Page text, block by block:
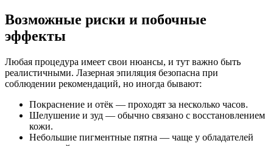
Возможные риски и побочные
эффекты
Любая процедура имеет свои нюансы, и тут важно быть
реалистичными. Лазерная эпиляция безопасна при
соблюдении рекомендаций, но иногда бывают:
Покраснение и отёк — проходят за несколько часов.
Шелушение и зуд — обычно связано с восстановлением
кожи.
Небольшие пигментные пятна — чаще у обладателей